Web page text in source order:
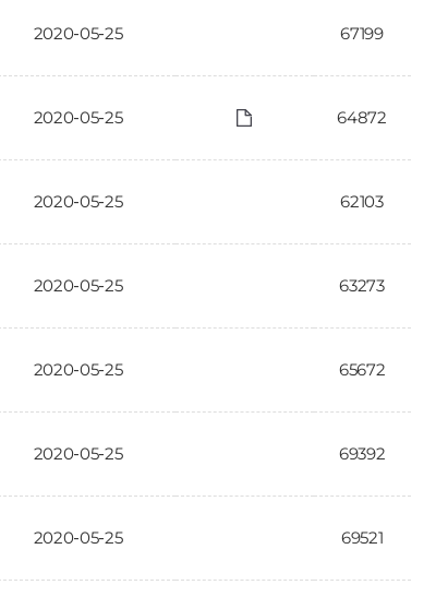
2020-05-25 67199
2020-05-25 64872
2020-05-25 62103
2020-05-25 63273
2020-05-25 65672
2020-05-25 69392
2020-05-25 69521